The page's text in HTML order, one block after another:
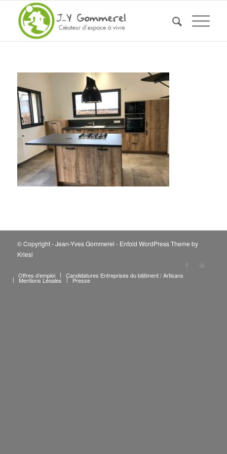
© Copyright - Jean-Yves Gommerel - Enfold WordPress Theme by
Kriesi
Offres d’emploi Candidatures Entreprises du bâtiment / Artisans
Mentions Légales Presse